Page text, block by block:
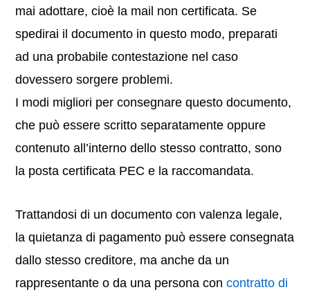
mai adottare, cioè la mail non certificata. Se
spedirai il documento in questo modo, preparati
ad una probabile contestazione nel caso
dovessero sorgere problemi.
I modi migliori per consegnare questo documento,
che può essere scritto separatamente oppure
contenuto all’interno dello stesso contratto, sono
la posta certificata PEC e la raccomandata.
Trattandosi di un documento con valenza legale,
la quietanza di pagamento può essere consegnata
dallo stesso creditore, ma anche da un
rappresentante o da una persona concontratto di